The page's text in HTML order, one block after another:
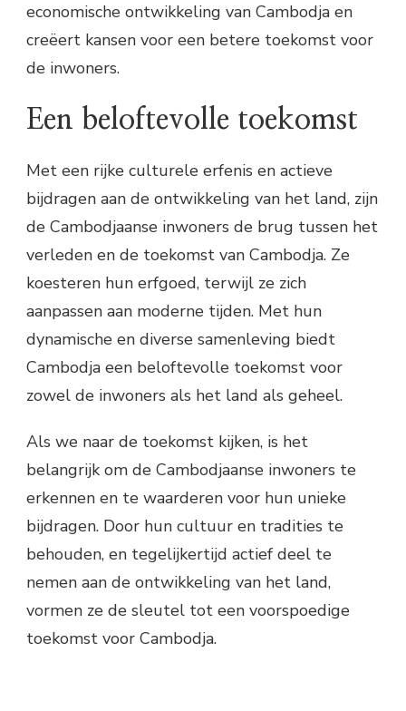
economische ontwikkeling van Cambodja en
creëert kansen voor een betere toekomst voor
de inwoners.
Een beloftevolle toekomst
Met een rijke culturele erfenis en actieve
bijdragen aan de ontwikkeling van het land, zijn
de Cambodjaanse inwoners de brug tussen het
verleden en de toekomst van Cambodja. Ze
koesteren hun erfgoed, terwijl ze zich
aanpassen aan moderne tijden. Met hun
dynamische en diverse samenleving biedt
Cambodja een beloftevolle toekomst voor
zowel de inwoners als het land als geheel.
Als we naar de toekomst kijken, is het
belangrijk om de Cambodjaanse inwoners te
erkennen en te waarderen voor hun unieke
bijdragen. Door hun cultuur en tradities te
behouden, en tegelijkertijd actief deel te
nemen aan de ontwikkeling van het land,
vormen ze de sleutel tot een voorspoedige
toekomst voor Cambodja.